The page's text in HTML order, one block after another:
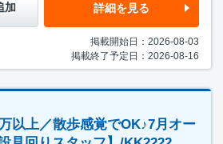
加 詳細を見る
掲載開始日：2026-08-03
掲載終了予定日：2026-08-16
以上／散歩感覚でOK♪7月オー